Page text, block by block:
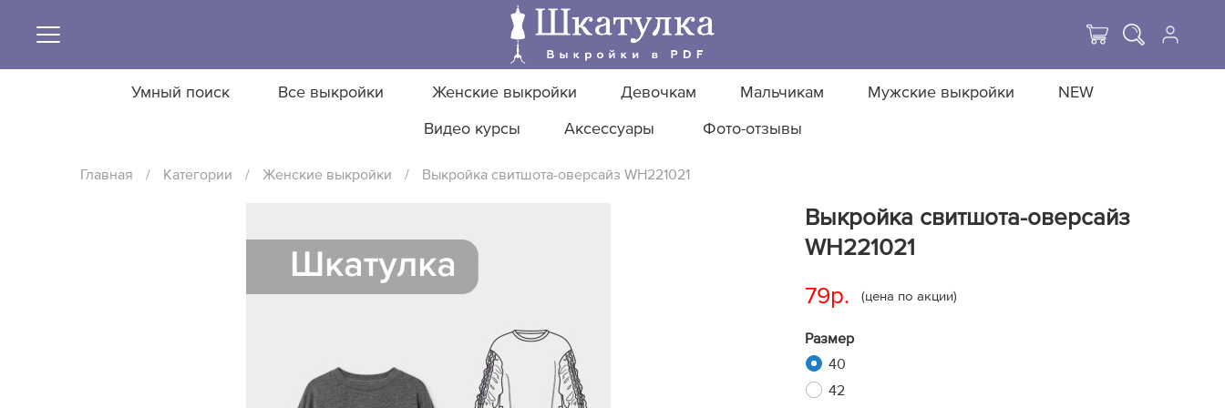
Умный поиск Все выкройки Женские выкройки Девочкам Мальчикам Мужские выкройки NEW
Видео курсы Аксессуары Фото-отзывы
Главная / Категории / Женские выкройки / Выкройка свитшота-оверсайз WH221021
Выкройка свитшота-оверсайз
WH221021
79р. (цена по акции)
Размер
40
42